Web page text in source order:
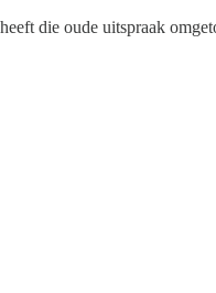
die oude uitspraak